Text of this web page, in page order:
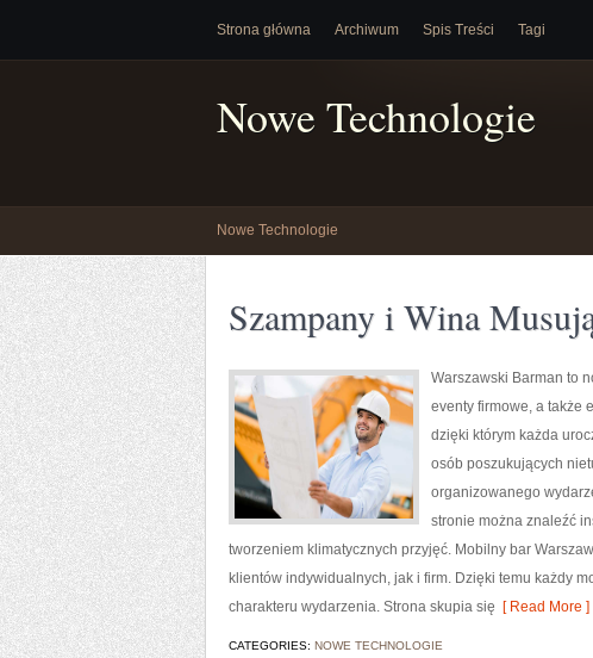
Strona główna Archiwum Spis Treści Tagi
Nowe Technologie
Nowe Technologie
Szampany i Wina
Warszawski Barman to
eventy firmowe, a także
dzięki którym każda
osób poszukujących
organizowanego
stronie można znaleźć
tworzeniem klimatycznych przyjęć. Mobilny bar
klientów indywidualnych, jak i firm. Dzięki temu każdy
charakteru wydarzenia. Strona skupia się [ Read More ]
CATEGORIES: NOWE TECHNOLOGIE